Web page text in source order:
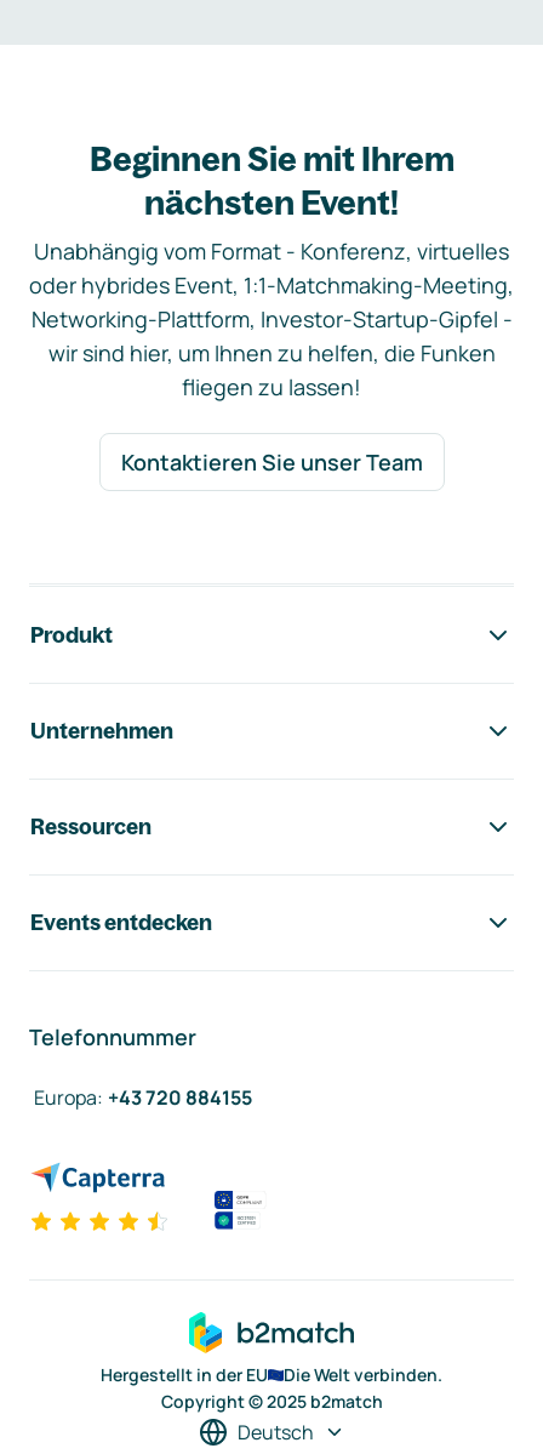
Beginnen Sie mit Ihrem
nächsten Event!
Unabhängig vom Format - Konferenz, virtuelles
oder hybrides Event, 1:1-Matchmaking-Meeting,
Networking-Plattform, Investor-Startup-Gipfel -
wir sind hier, um Ihnen zu helfen, die Funken
fliegen zu lassen!
Kontaktieren Sie unser Team
Produkt
Unternehmen
Ressourcen
Events entdecken
Telefonnummer
Europa: +43 720 884155
Hergestellt in der EU
Die Welt verbinden.
Copyright © 2025 b2match
Deutsch